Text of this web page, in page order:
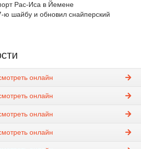
Рас-Иса в Йемене
ю шайбу и обновил снайперский
онлайн
онлайн
онлайн
онлайн